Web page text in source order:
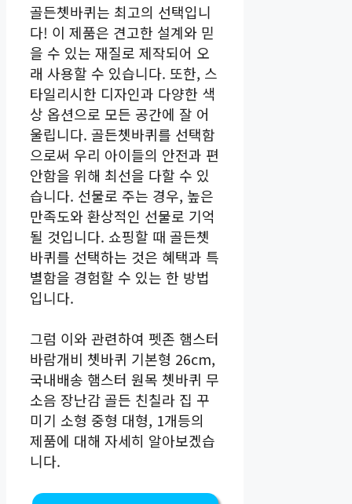
골든쳇바퀴는 최고의 선택입니
다! 이 제품은 견고한 설계와 믿
을 수 있는 재질로 제작되어 오
래 사용할 수 있습니다. 또한, 스
타일리시한 디자인과 다양한 색
상 옵션으로 모든 공간에 잘 어
울립니다. 골든쳇바퀴를 선택함
으로써 우리 아이들의 안전과 편
안함을 위해 최선을 다할 수 있
습니다. 선물로 주는 경우, 높은
만족도와 환상적인 선물로 기억
될 것입니다. 쇼핑할 때 골든쳇
바퀴를 선택하는 것은 혜택과 특
별함을 경험할 수 있는 한 방법
입니다.
그럼 이와 관련하여 펫존 햄스터
바람개비 쳇바퀴 기본형 26cm,
국내배송 햄스터 원목 쳇바퀴 무
소음 장난감 골든 친칠라 집 꾸
미기 소형 중형 대형, 1개등의
제품에 대해 자세히 알아보겠습
니다.